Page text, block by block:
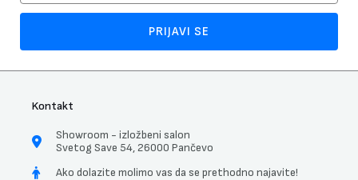
PRIJAVI SE
Kontakt
Showroom - izložbeni salon
Svetog Save 54, 26000 Pančevo
Ako dolazite molimo vas da se prethodno najavite!